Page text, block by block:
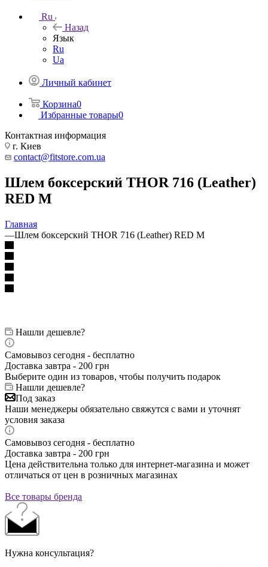
Ru
Назад
Язык
Ru
Ua
Личный кабинет
Корзина0
Избранные товары0
Контактная информация
г. Киев
contact@fitstore.com.ua
Шлем боксерский THOR 716 (Leather)
RED M
Главная
—Шлем боксерский THOR 716 (Leather) RED M
Нашли дешевле?
Самовывоз сегодня - бесплатно
Доставка завтра - 200 грн
Выберите один из товаров, чтобы получить подарок
Нашли дешевле?
Под заказ
Наши менеджеры обязательно свяжутся с вами и уточнят
условия заказа
Самовывоз сегодня - бесплатно
Доставка завтра - 200 грн
Цена действительна только для интернет-магазина и может
отличаться от цен в розничных магазинах
Все товары бренда
Нужна консультация?